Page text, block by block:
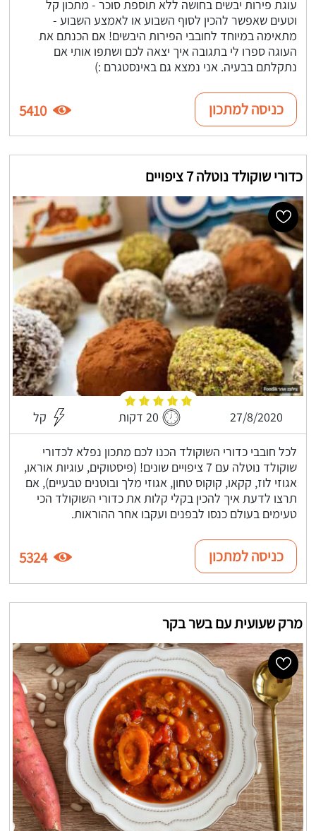
עוגת פירות יבשים בחושה ללא תוספת סוכר - מתכון קל
וטעים שאפשר להכין לסוף השבוע או לאמצע השבוע -
מתאימה במיוחד לחובבי הפירות היבשים! אם הכנתם את
העוגה ספרו לי בתגובה איך יצאה לכם ושתפו אותי אם
נתקלתם בבעיה. אני נמצא גם באינסטגרם :)
כניסה למתכון 5410
כדורי שוקולד נוטלה 7 ציפויים
27/8/2020 20 דקות קל
לכל חובבי כדורי השוקולד הכנו לכם מתכון נפלא לכדורי
שוקולד נוטלה עם 7 ציפויים שונים! (פיסטוקים, עוגיות אוראו,
אגוזי לוז, קקאו, קוקוס טחון, אגוזי מלך ובוטנים טבעיים), אם
תרצו לדעת איך להכין בקלי קלות את כדורי השוקולד הכי
טעימים בעולם כנסו לבפנים ועקבו אחר ההוראות.
כניסה למתכון 5324
מרק שעועית עם בשר בקר